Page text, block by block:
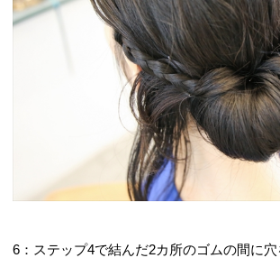
6：ステップ4で結んだ2カ所のゴムの間に